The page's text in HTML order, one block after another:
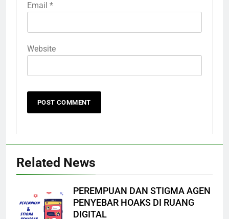
Email *
Website
Related News
PEREMPUAN DAN STIGMA AGEN
PENYEBAR HOAKS DI RUANG
DIGITAL